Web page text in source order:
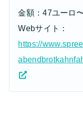
金額：47ユーロ
Webサイト：
https://